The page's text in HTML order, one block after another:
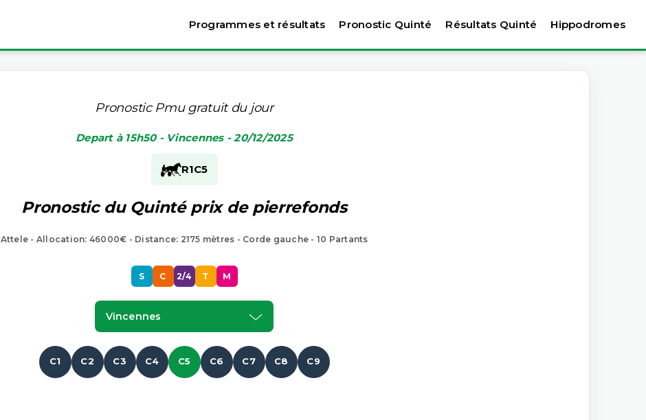
Programmes et résultats Pronostic Quinté Résultats Quinté Hippodromes
Pronostic Pmu gratuit du jour
Depart à 15h50 - Vincennes - 20/12/2025
R1C5
Pronostic du Quinté prix de pierrefonds
Attele - Allocation: 46000€ - Distance: 2175 mètres - Corde gauche - 10 Partants
S C 2/4 T M
Vincennes
C1 C2 C3 C4 C5 C6 C7 C8 C9